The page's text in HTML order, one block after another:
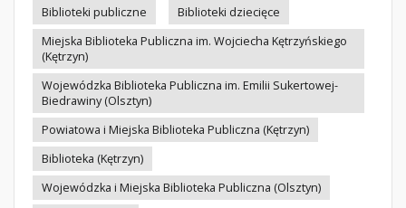
Biblioteki publiczne
Biblioteki dziecięce
Miejska Biblioteka Publiczna im. Wojciecha Kętrzyńskiego
(Kętrzyn)
Wojewódzka Biblioteka Publiczna im. Emilii Sukertowej-
Biedrawiny (Olsztyn)
Powiatowa i Miejska Biblioteka Publiczna (Kętrzyn)
Biblioteka (Kętrzyn)
Wojewódzka i Miejska Biblioteka Publiczna (Olsztyn)